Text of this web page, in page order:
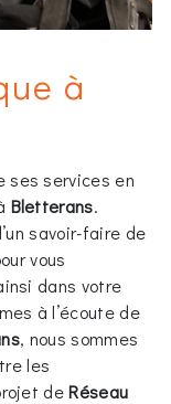
à
ses services en
Bletterans.
savoir-faire de
vous
dans votre
à l’écoute de
, nous sommes
les
deRéseau